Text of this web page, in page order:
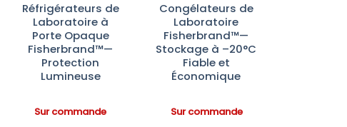
Réfrigérateurs de
Laboratoire à
Porte Opaque
Fisherbrand™—
Protection
Lumineuse
Sur commande
Congélateurs de
Laboratoire
Fisherbrand™—
Stockage à –20°C
Fiable et
Économique
Sur commande